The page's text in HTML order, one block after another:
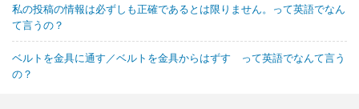
私の投稿の情報は必ずしも正確であるとは限りません。って英語でなん
て言うの？
ベルトを金具に通す／ベルトを金具からはずす って英語でなんて言う
の？